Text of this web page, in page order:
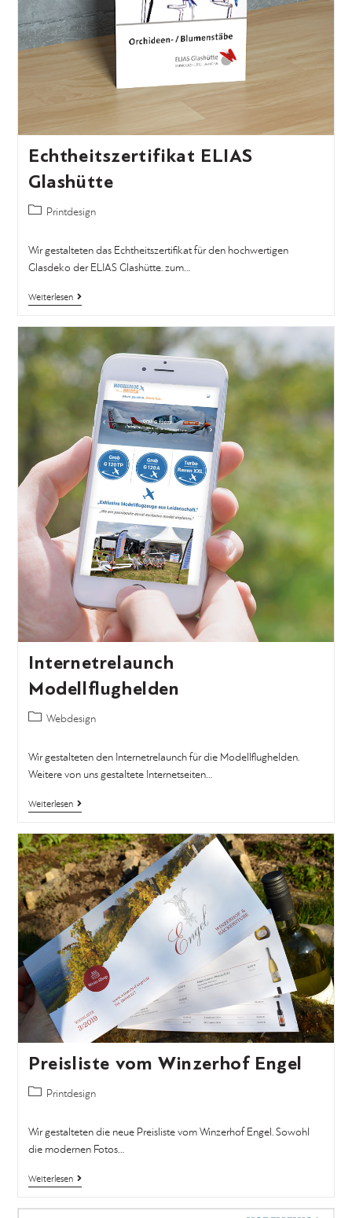
Echtheitszertifikat ELIAS
Glashütte
Printdesign
Wir gestalteten das Echtheitszertifikat für den hochwertigen
Glasdeko der ELIAS Glashütte. zum…
Weiterlesen
Internetrelaunch
Modellflughelden
Webdesign
Wir gestalteten den Internetrelaunch für die Modellflughelden.
Weitere von uns gestaltete Internetseiten…
Weiterlesen
Preisliste vom Winzerhof Engel
Printdesign
Wir gestalteten die neue Preisliste vom Winzerhof Engel. Sowohl
die modernen Fotos…
Weiterlesen